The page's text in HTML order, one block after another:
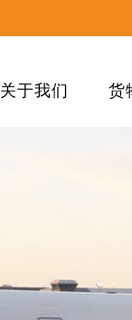
关于我们 货